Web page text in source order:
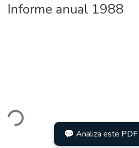
Informe anual 1988
💬 Analiza este PDF